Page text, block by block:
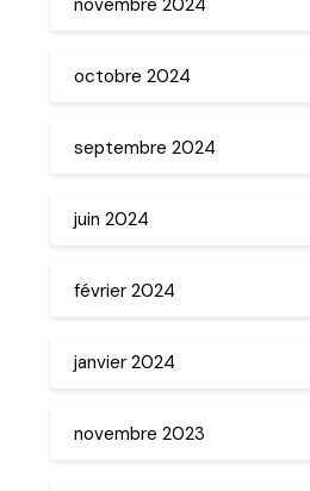
octobre 2024
septembre 2024
juin 2024
février 2024
janvier 2024
novembre 2023